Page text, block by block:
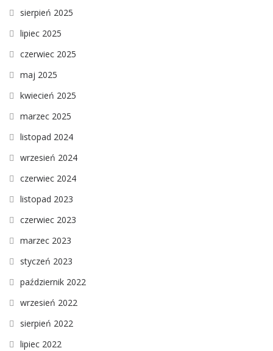
sierpień 2025
lipiec 2025
czerwiec 2025
maj 2025
kwiecień 2025
marzec 2025
listopad 2024
wrzesień 2024
czerwiec 2024
listopad 2023
czerwiec 2023
marzec 2023
styczeń 2023
październik 2022
wrzesień 2022
sierpień 2022
lipiec 2022